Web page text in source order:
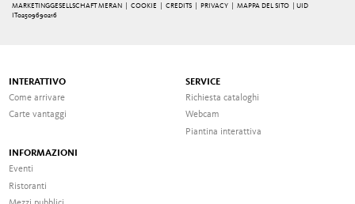
MARKETINGGESELLSCHAFT MERAN | COOKIE |CREDITS PRIVACY |MAPPA DEL SITO
| UID
IT02509690216
INTERATTIVO
Come arrivare
Carte vantaggi
SERVICE
Richiesta cataloghi
Webcam
Piantina interattiva
INFORMAZIONI
Eventi
Ristoranti